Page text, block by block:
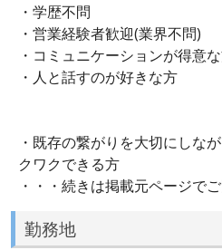
・学歴不問
・営業経験者歓迎(業界不問)
・コミュニケーションが得意
・人と話すのが好きな方
・既存の繋がりを大切にしな
クワクできる方
・・・続きは掲載元ページでご
勤務地